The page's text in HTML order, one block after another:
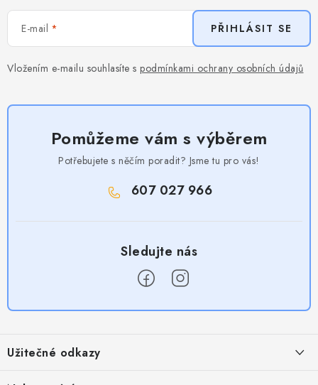
E-mail
Vložením e-mailu souhlasíte s podmínkami ochrany osobních údajů
PŘIHLÁSIT SE
Pomůžeme vám s výběrem
Potřebujete s něčím poradit? Jsme tu pro vás!
607 027 966
p
a
Užitečné odkazy